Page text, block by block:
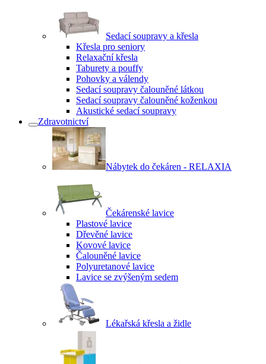
Sedací soupravy a křesla
Křesla pro seniory
Relaxační křesla
Taburety a pouffy
Pohovky a válendy
Sedací soupravy čalouněné látkou
Sedací soupravy čalouněné koženkou
Akustické sedací soupravy
Zdravotnictví
Nábytek do čekáren - RELAXIA
Čekárenské lavice
Plastové lavice
Dřevěné lavice
Kovové lavice
Čalouněné lavice
Polyuretanové lavice
Lavice se zvýšeným sedem
Lékařská křesla a židle